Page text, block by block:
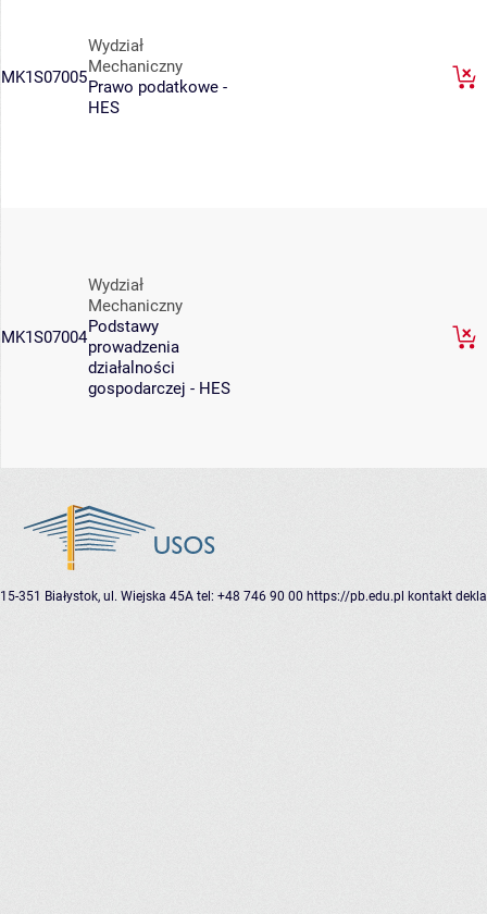
MK1S07005
Wydział
Mechaniczny
Prawo podatkowe -
HES
MK1S07004
Wydział
Mechaniczny
Podstawy
prowadzenia
działalności
gospodarczej - HES
15-351 Białystok, ul. Wiejska 45A tel: +48 746 90 00 https://pb.edu.pl kontakt